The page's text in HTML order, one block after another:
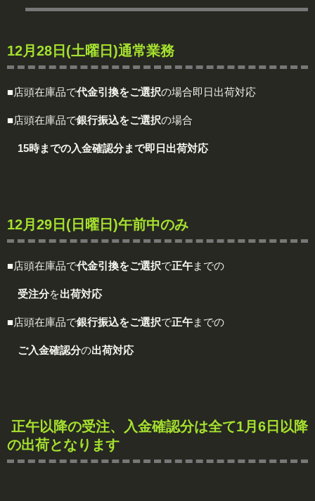
12月28日(土曜日)通常業務
■店頭在庫品で代金引換をご選択の場合即日出荷対応
■店頭在庫品で銀行振込をご選択の場合
15時までの入金確認分まで即日出荷対応
12月29日(日曜日)午前中のみ
■店頭在庫品で代金引換をご選択で正午までの
受注分を出荷対応
■店頭在庫品で銀行振込をご選択で正午までの
ご入金確認分の出荷対応
正午以降の受注、入金確認分は全て1月6日以降
の出荷となります